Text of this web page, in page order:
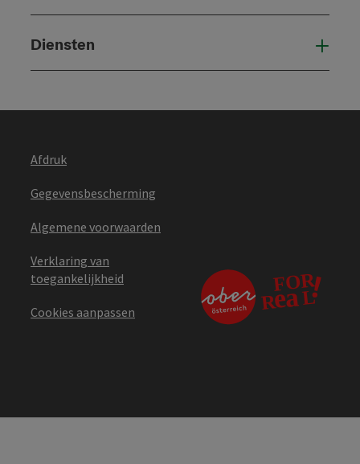
Diensten
Afdruk
Gegevensbescherming
Algemene voorwaarden
Verklaring van
toegankelijkheid
Cookies aanpassen